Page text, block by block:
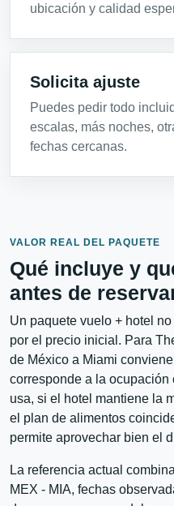
ubicación y calidad
Solicita ajuste
Puedes pedir todo
escalas, más noches,
fechas cercanas.
VALOR REAL DEL PAQUETE
Qué incluye y
antes de
Un paquete vuelo + hotel
por el precio inicial. Para
de México a Miami
corresponde a la ocupación
usa, si el hotel mantiene la
el plan de alimentos
permite aprovechar bien el
La referencia actual
MEX - MIA, fechas